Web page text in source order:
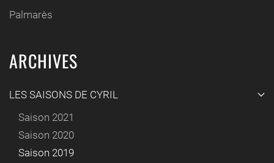
Palmarès
ARCHIVES
LES SAISONS DE CYRIL
Saison 2021
Saison 2020
Saison 2019